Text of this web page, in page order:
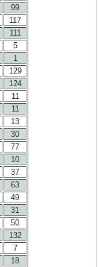
99
117
111
5
1
129
124
11
11
13
30
77
10
37
63
49
31
50
132
7
18